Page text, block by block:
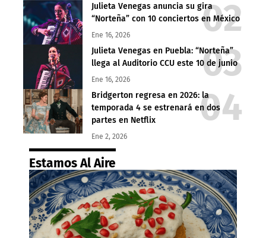
Julieta Venegas anuncia su gira
“Norteña” con 10 conciertos en México
Ene 16, 2026
Julieta Venegas en Puebla: “Norteña”
llega al Auditorio CCU este 10 de junio
Ene 16, 2026
Bridgerton regresa en 2026: la
temporada 4 se estrenará en dos
partes en Netflix
Ene 2, 2026
Estamos Al Aire